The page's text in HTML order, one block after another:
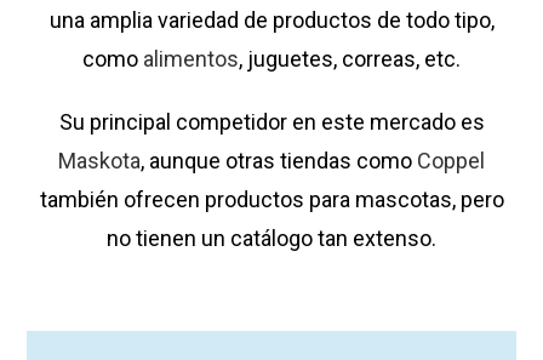
una amplia variedad de productos de todo tipo,
como alimentos, juguetes, correas, etc.
Su principal competidor en este mercado es
Maskota, aunque otras tiendas como Coppel
también ofrecen productos para mascotas, pero
no tienen un catálogo tan extenso.